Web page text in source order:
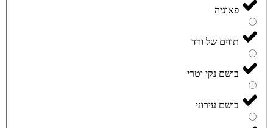
פאוניה
תווים של ורד
בושם נקי וטרי
בושם עירוני